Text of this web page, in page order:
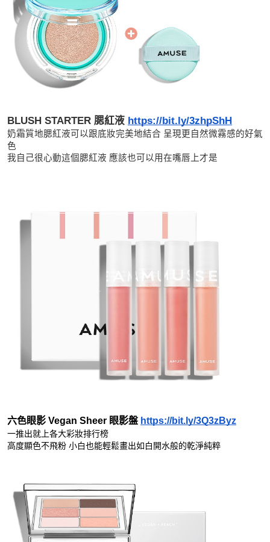
BLUSH STARTER 腮紅液 https://bit.ly/3zhpShH
奶霜質地腮紅液可以跟底妝完美地結合 呈現更自然微霧感的好氣
色
我自己很心動這個腮紅液 應該也可以用在嘴唇上才是
六色眼影 Vegan Sheer 眼影盤 https://bit.ly/3Q3zByz
一推出就上各大彩妝排行榜
高度顯色不飛粉 小白也能輕鬆畫出如白開水般的乾淨純粹